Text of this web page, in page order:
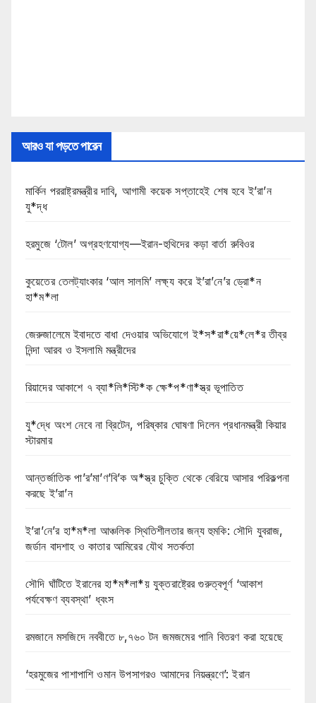
আরও যা পড়তে পারেন
মার্কিন পররাষ্ট্রমন্ত্রীর দাবি, আগামী কয়েক সপ্তাহেই শেষ হবে ই’রা’ন
যু*দ্ধ
হরমুজে ‘টোল’ অগ্রহণযোগ্য—ইরান-হুথিদের কড়া বার্তা রুবিওর
কুয়েতের তেলট্যাংকার ‘আল সালমি’ লক্ষ্য করে ই’রা’নে’র ড্রো*ন
হা*ম*লা
জেরুজালেমে ইবাদতে বাধা দেওয়ার অভিযোগে ই*স*রা*য়ে*লে*র তীব্র
নিন্দা আরব ও ইসলামি মন্ত্রীদের
রিয়াদের আকাশে ৭ ব্যা*লি*স্টি*ক ক্ষে*প*ণা*স্ত্র ভূপাতিত
যু*দ্ধে অংশ নেবে না ব্রিটেন, পরিষ্কার ঘোষণা দিলেন প্রধানমন্ত্রী কিয়ার
স্টারমার
আন্তর্জাতিক পা’র’মা’ণ’বি’ক অ*স্ত্র চুক্তি থেকে বেরিয়ে আসার পরিকল্পনা
করছে ই’রা’ন
ই’রা’নে’র হা*ম*লা আঞ্চলিক স্থিতিশীলতার জন্য হুমকি: সৌদি যুবরাজ,
জর্ডান বাদশাহ ও কাতার আমিরের যৌথ সতর্কতা
সৌদি ঘাঁটিতে ইরানের হা*ম*লা*য় যুক্তরাষ্ট্রের গুরুত্বপূর্ণ ‘আকাশ
পর্যবেক্ষণ ব্যবস্থা’ ধ্বংস
রমজানে মসজিদে নববীতে ৮,৭৬০ টন জমজমের পানি বিতরণ করা হয়েছে
‘হরমুজের পাশাপাশি ওমান উপসাগরও আমাদের নিয়ন্ত্রণে’: ইরান